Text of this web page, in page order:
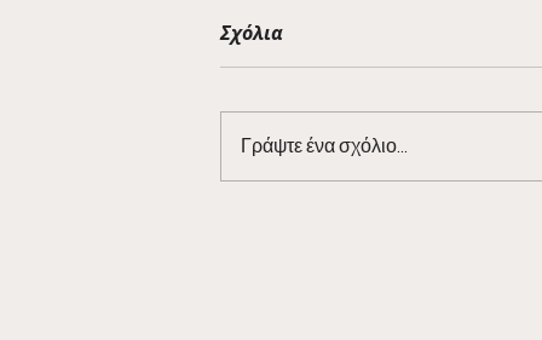
Σχόλια
Γράψτε ένα σχόλιο...